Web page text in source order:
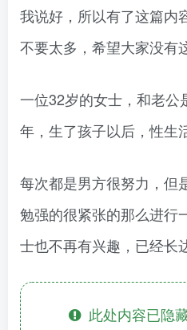
我说好，所以有了这篇内
不要太多，希望大家没有
一位32岁的女士，和老公
年，生了孩子以后，性生
每次都是男方很努力，但
勉强的很紧张的那么进行
士也不再有兴趣，已经长
此处内容已隐